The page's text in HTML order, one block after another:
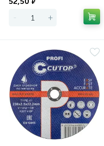
₽
- +